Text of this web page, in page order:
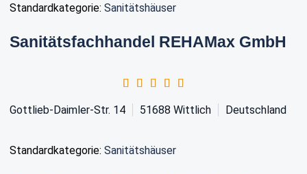
Standardkategorie: Sanitätshäuser
Sanitätsfachhandel REHAMax GmbH
Gottlieb-Daimler-Str. 14 51688 Wittlich Deutschland
Standardkategorie: Sanitätshäuser